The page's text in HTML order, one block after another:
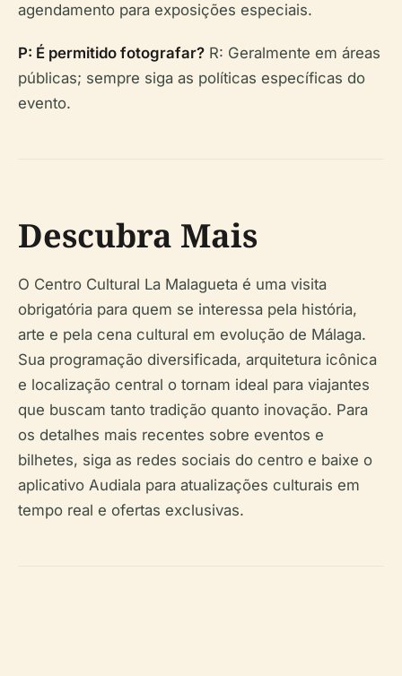
agendamento para exposições especiais.
P: É permitido fotografar? R: Geralmente em áreas
públicas; sempre siga as políticas específicas do
evento.
Descubra Mais
O Centro Cultural La Malagueta é uma visita
obrigatória para quem se interessa pela história,
arte e pela cena cultural em evolução de Málaga.
Sua programação diversificada, arquitetura icônica
e localização central o tornam ideal para viajantes
que buscam tanto tradição quanto inovação. Para
os detalhes mais recentes sobre eventos e
bilhetes, siga as redes sociais do centro e baixe o
aplicativo Audiala para atualizações culturais em
tempo real e ofertas exclusivas.